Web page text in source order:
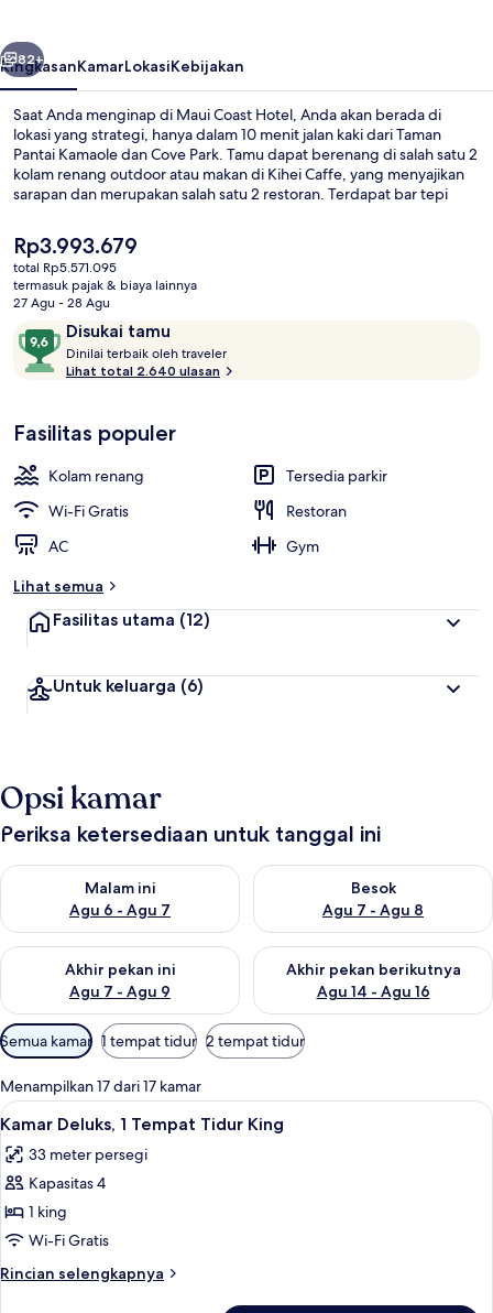
Berikutnya
82+
RingkasanKamarLokasiKebijakan
Saat Anda menginap di Maui Coast Hotel, Anda akan berada di
lokasi yang strategi, hanya dalam 10 menit jalan kaki dari Taman
Pantai Kamaole dan Cove Park. Tamu dapat berenang di salah satu 2
kolam renang outdoor atau makan di Kihei Caffe, yang menyajikan
sarapan dan merupakan salah satu 2 restoran. Terdapat bar tepi
kamar yang meliputi kulkas dan microwave. Kolam renang dan staf
mendapatkan nilai yang bagus dari para traveler.
Harga
saat
ini
Rp3.993.679
Rp3.993.679
total Rp5.571.095
termasuk pajak & biaya lainnya
27 Agu - 28 Agu
Ulasan Disukai tamu
9,6
dari
10,
tamu
Dinilai terbaik oleh traveler
i
i
v
e
l
Lihat total 2.640 ulasan
Fasilitas populer
Kolam renang
Tersedia parkir
Wi-Fi Gratis
Restoran
AC
Gym
Lihat semua
Fasilitas utama (12)
Untuk keluarga (6)
Opsi kamar
Periksa ketersediaan untuk tanggal ini
Malam ini
Agu 6 - Agu 7
Periksa ketersediaan untuk malam ini Agu 6 - Agu 7
Besok
Agu 7 - Agu 8
Periksa ketersediaan untuk
Akhir pekan ini
Agu 7 - Agu 9
Periksa ketersediaan untuk akhir pekan ini Agu 7 - Agu 9
Akhir pekan berikutnya
Agu 14 - Agu 16
Periksa ketersediaan untuk
Filter
tersedia
untuk
kamar
Semua kamar 1 tempat tidur 2 tempat tidur
Menampilkan 17 dari 17 kamar
Lihat
semua
foto
untuk
Kamar
Deluks,
1
Tempat
Kamar Deluks, 1 Tempat Tidur King
6
Kamar Deluks, 1 Tempat Tidur King
33 meter persegi
Kapasitas 4
1 king
Wi-Fi Gratis
Rincian selengkapnya
Rincian